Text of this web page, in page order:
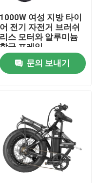
1000W 여성 지방 타이
어 전기 자전거 브러쉬
리스 모터와 알루미늄
합금 프레임
문의 보내기